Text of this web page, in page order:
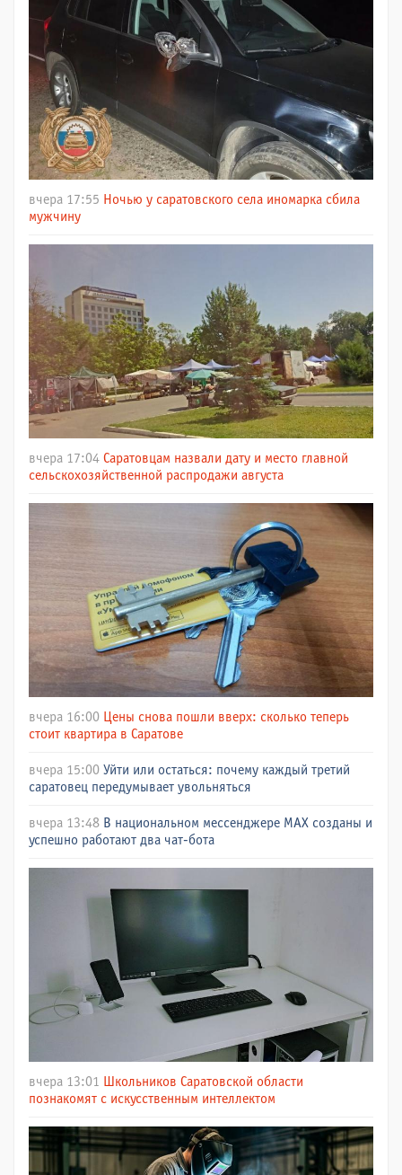
вчера 17:55 Ночью у саратовского села иномарка сбила
мужчину
вчера 17:04 Саратовцам назвали дату и место главной
сельскохозяйственной распродажи августа
вчера 16:00 Цены снова пошли вверх: сколько теперь
стоит квартира в Саратове
вчера 15:00 Уйти или остаться: почему каждый третий
саратовец передумывает увольняться
вчера 13:48 В национальном мессенджере МАХ созданы и
успешно работают два чат-бота
вчера 13:01
Школьников Саратовской области
познакомят с искусственным интеллектом